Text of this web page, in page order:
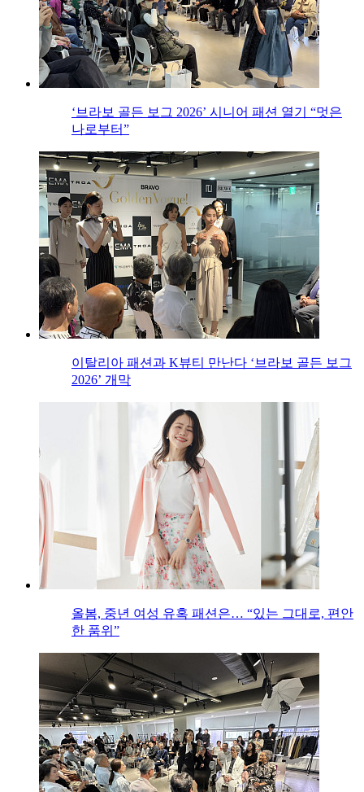
‘브라보 골든 보그 2026’ 시니어 패션 열기 “멋은
나로부터”
이탈리아 패션과 K뷰티 만난다 ‘브라보 골든 보그
2026’ 개막
올봄, 중년 여성 유혹 패션은… “있는 그대로, 편안
한 품위”